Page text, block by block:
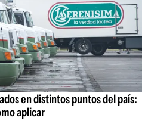
en distintos puntos del país:
aplicar